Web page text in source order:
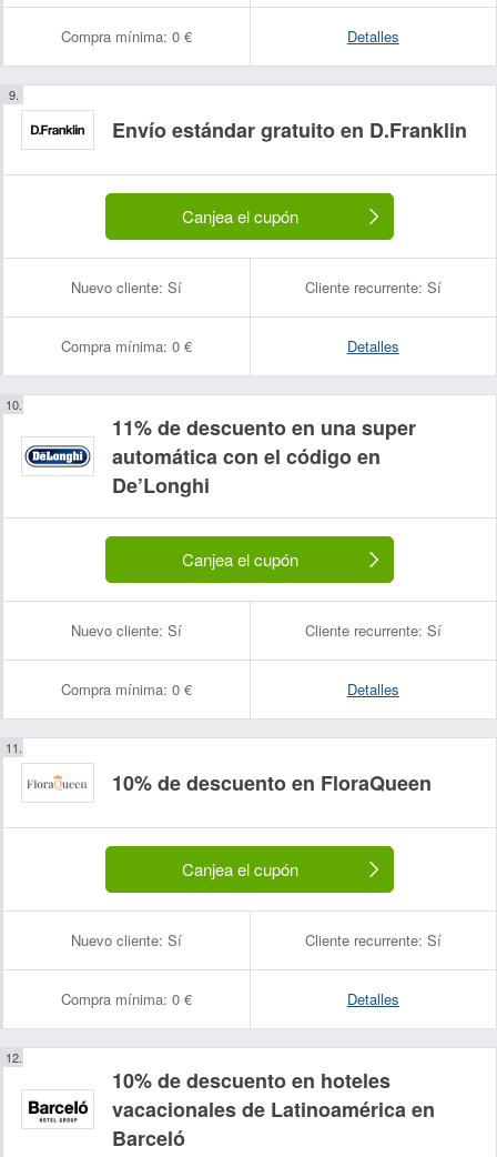
Compra mínima: 0 € Detalles
Envío estándar gratuito en D.Franklin
Canjea el cupón
Nuevo cliente: Sí Cliente recurrente: Sí
Compra mínima: 0 € Detalles
11% de descuento en una super
automática con el código en
De’Longhi
Canjea el cupón
Nuevo cliente: Sí Cliente recurrente: Sí
Compra mínima: 0 € Detalles
10% de descuento en FloraQueen
Canjea el cupón
Nuevo cliente: Sí Cliente recurrente: Sí
Compra mínima: 0 € Detalles
10% de descuento en hoteles
vacacionales de Latinoamérica en
Barceló